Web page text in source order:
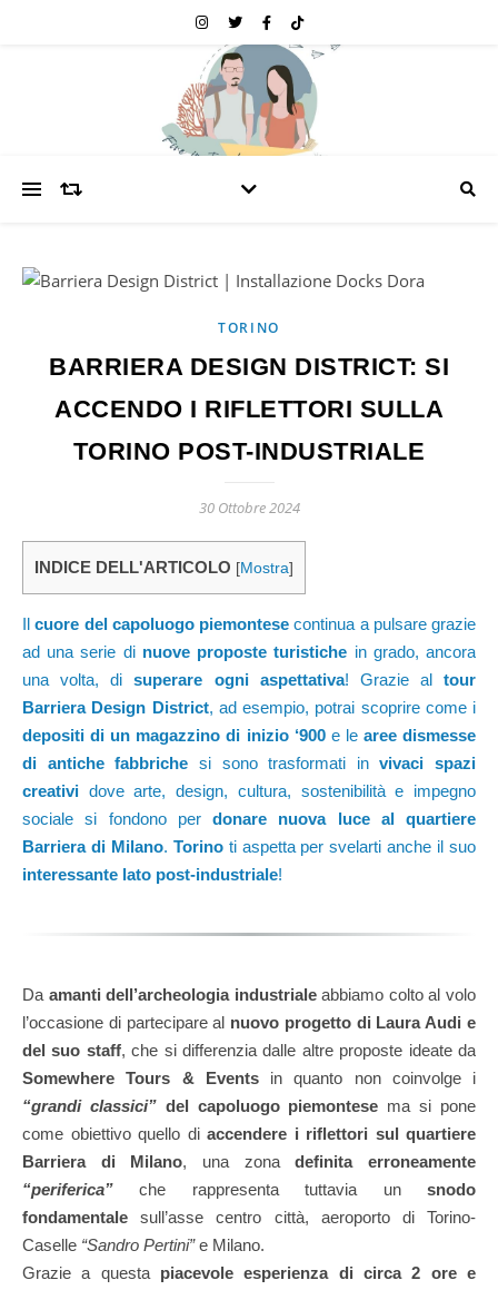
TORINO
BARRIERA DESIGN DISTRICT: SI
ACCENDO I RIFLETTORI SULLA
TORINO POST-INDUSTRIALE
30 Ottobre 2024
INDICE DELL'ARTICOLO [Mostra]
Ilcuore del capoluogo piemontese continua a pulsare grazie
ad una serie di nuove proposte turistiche in grado, ancora
una volta, disuperare ogni aspettativa! Grazie al tour
Barriera Design District, ad esempio, potrai scoprire come i
depositi di un magazzino di inizio ‘900e le aree dismesse
di antiche fabbriche si sono trasformati invivaci spazi
creativi dove arte, design, cultura, sostenibilità e impegno
sociale si fondono per donare nuova luce al quartiere
Barriera di Milano. Torinoti aspetta per svelarti anche il suo
interessante lato post-industriale!
Da amanti dell’archeologia industrialeabbiamo colto al volo
l’occasione di partecipare al nuovo progetto di Laura Audi e
del suo staff, che si differenzia dalle altre proposte ideate da
Somewhere Tours & Eventsin quanto non coinvolge i
“grandi classici” del capoluogo piemontese ma si pone
come obiettivo quello di accendere i riflettori sul quartiere
Barriera di Milano, una zonadefinita erroneamente
“periferica” che rappresenta tuttavia un snodo
fondamentale sull’asse centro città, aeroporto di Torino-
Caselle “Sandro Pertini”e Milano.
Grazie a questa piacevole esperienza di circa 2 ore e